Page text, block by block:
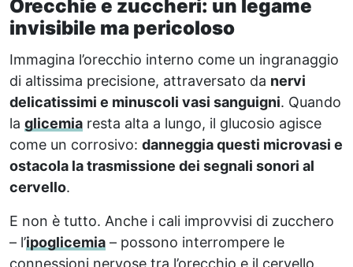
Orecchie e zuccheri: un legame
invisibile ma pericoloso
Immagina l’orecchio interno come un ingranaggio
di altissima precisione, attraversato da nervi
delicatissimi e minuscoli vasi sanguigni. Quando
la glicemia resta alta a lungo, il glucosio agisce
come un corrosivo: danneggia questi microvasi e
ostacola la trasmissione dei segnali sonori al
cervello.
E non è tutto. Anche i cali improvvisi di zucchero
– l’ipoglicemia – possono interrompere le
connessioni nervose tra l’orecchio e il cervello,